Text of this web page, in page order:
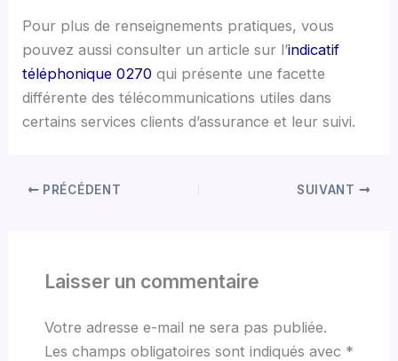
Pour plus de renseignements pratiques, vous
pouvez aussi consulter un article sur l’indicatif
téléphonique 0270 qui présente une facette
différente des télécommunications utiles dans
certains services clients d’assurance et leur suivi.
PRÉCÉDENT SUIVANT
Laisser un commentaire
Votre adresse e-mail ne sera pas publiée.
Les champs obligatoires sont indiqués avec *